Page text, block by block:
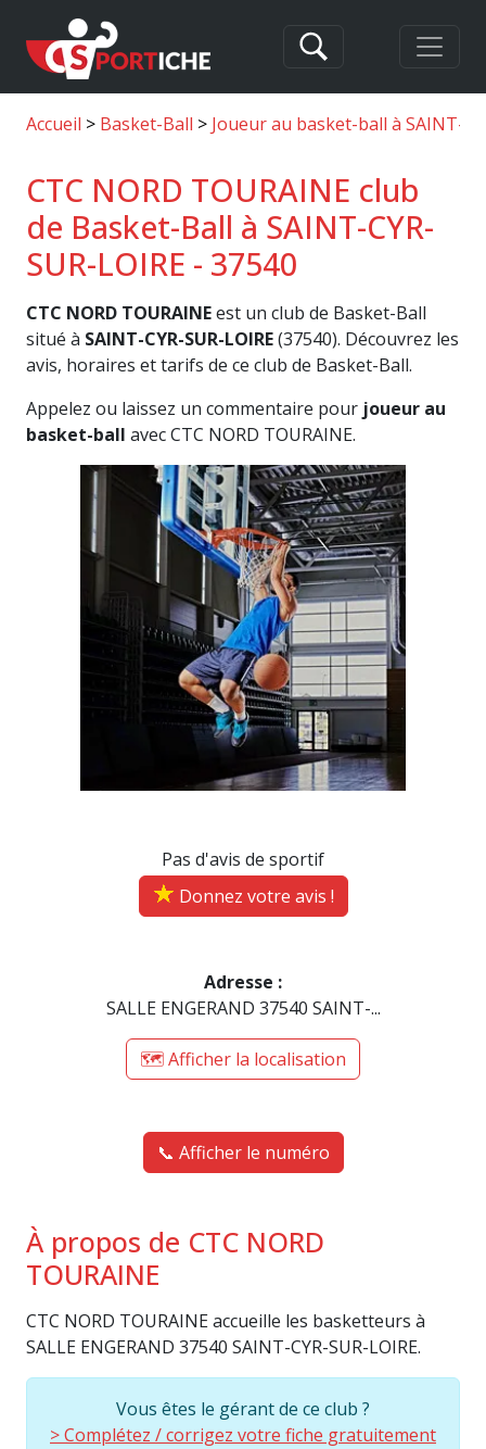
Accueil Basket-Ball Joueur au basket-ball à SAINT-
CTC NORD TOURAINE club
de Basket-Ball à SAINT-CYR-
SUR-LOIRE - 37540
CTC NORD TOURAINEest un club de Basket-Ball
situé à SAINT-CYR-SUR-LOIRE(37540). Découvrez les
avis, horaires et tarifs de ce club de Basket-Ball.
Appelez ou laissez un commentaire pour joueur au
basket-ball avec CTC NORD TOURAINE.
Pas d'avis de sportif
Donnez votre avis !
Adresse :
SALLE ENGERAND 37540 SAINT-...
🗺️ Afficher la localisation
📞 Afficher le numéro
À propos de CTC NORD
TOURAINE
CTC NORD TOURAINE accueille les basketteurs à
SALLE ENGERAND 37540 SAINT-CYR-SUR-LOIRE.
Vous êtes le gérant de ce club ?
> Complétez / corrigez votre fiche gratuitement